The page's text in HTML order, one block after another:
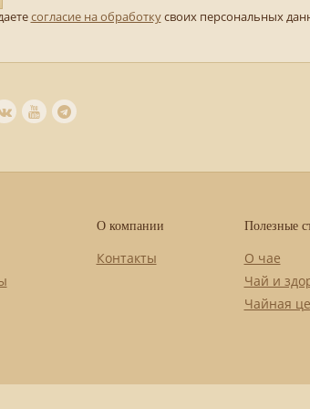
согласие на обработкусвоих персональных
О компании
Контакты
Полезные
О чае
Чай и
Чайная